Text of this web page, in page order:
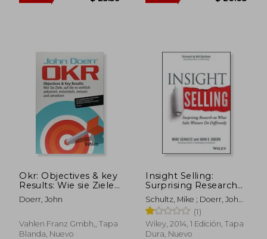
45%
dcto.
$ 46.53 45%
dcto.
Okr: Objectives & key
Results: Wie sie Ziele,
auf die es Wirklich
Ankommt,
und Umsetzen (en
Alemán)
Doerr, John
Vahlen Franz Gmbh,, Tapa
Blanda, Nuevo
Insight Selling:
Surprising Research
on What Sales
Winners do
Differently (en Inglés)
Schultz, Mike ; Doerr, John
E. ; Rackham, Neil
(1)
Wiley, 2014, 1 Edición, Tapa
Dura, Nuevo